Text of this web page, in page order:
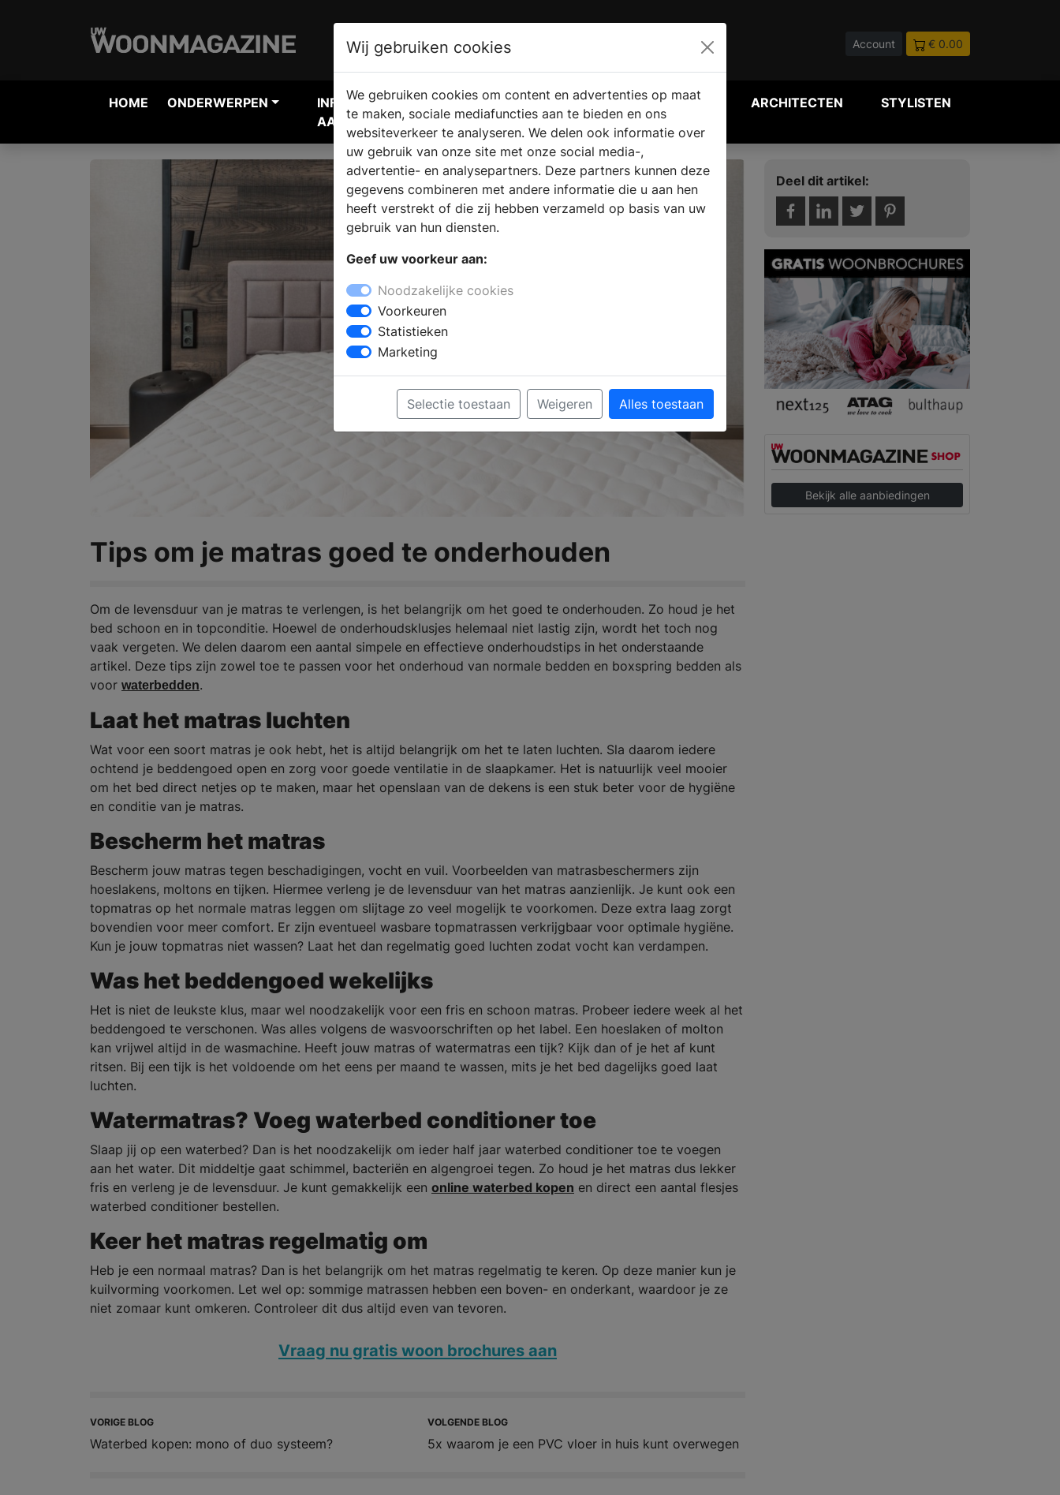
Account € 0.00
HOME ONDERWERPEN
INFORMATIE
AANVRAGEN
VERKOOPLOCATIE
VINDEN
WEBSHOP ARCHITECTEN STYLISTEN
Tips om je matras goed te onderhouden
Om de levensduur van je matras te verlengen, is het belangrijk om het goed te onderhouden. Zo houd je het
bed schoon en in topconditie. Hoewel de onderhoudsklusjes helemaal niet lastig zijn, wordt het toch nog
vaak vergeten. We delen daarom een aantal simpele en effectieve onderhoudstips in het onderstaande
artikel. Deze tips zijn zowel toe te passen voor het onderhoud van normale bedden en boxspring bedden als
voor waterbedden.
Laat het matras luchten
Wat voor een soort matras je ook hebt, het is altijd belangrijk om het te laten luchten. Sla daarom iedere
ochtend je beddengoed open en zorg voor goede ventilatie in de slaapkamer. Het is natuurlijk veel mooier
om het bed direct netjes op te maken, maar het openslaan van de dekens is een stuk beter voor de hygiëne
en conditie van je matras.
Bescherm het matras
Bescherm jouw matras tegen beschadigingen, vocht en vuil. Voorbeelden van matrasbeschermers zijn
hoeslakens, moltons en tijken. Hiermee verleng je de levensduur van het matras aanzienlijk. Je kunt ook een
topmatras op het normale matras leggen om slijtage zo veel mogelijk te voorkomen. Deze extra laag zorgt
bovendien voor meer comfort. Er zijn eventueel wasbare topmatrassen verkrijgbaar voor optimale hygiëne.
Kun je jouw topmatras niet wassen? Laat het dan regelmatig goed luchten zodat vocht kan verdampen.
Was het beddengoed wekelijks
Het is niet de leukste klus, maar wel noodzakelijk voor een fris en schoon matras. Probeer iedere week al het
beddengoed te verschonen. Was alles volgens de wasvoorschriften op het label. Een hoeslaken of molton
kan vrijwel altijd in de wasmachine. Heeft jouw matras of watermatras een tijk? Kijk dan of je het af kunt
ritsen. Bij een tijk is het voldoende om het eens per maand te wassen, mits je het bed dagelijks goed laat
luchten.
Watermatras? Voeg waterbed conditioner toe
Slaap jij op een waterbed? Dan is het noodzakelijk om ieder half jaar waterbed conditioner toe te voegen
aan het water. Dit middeltje gaat schimmel, bacteriën en algengroei tegen. Zo houd je het matras dus lekker
fris en verleng je de levensduur. Je kunt gemakkelijk een online waterbed kopen en direct een aantal flesjes
waterbed conditioner bestellen.
Keer het matras regelmatig om
Heb je een normaal matras? Dan is het belangrijk om het matras regelmatig te keren. Op deze manier kun je
kuilvorming voorkomen. Let wel op: sommige matrassen hebben een boven- en onderkant, waardoor je ze
niet zomaar kunt omkeren. Controleer dit dus altijd even van tevoren.
Vraag nu gratis woon brochures aan
VORIGE BLOG
Waterbed kopen: mono of duo systeem?
VOLGENDE BLOG
5x waarom je een PVC vloer in huis kunt overwegen
Deel dit artikel:
Bekijk alle aanbiedingen
Wij gebruiken cookies
We gebruiken cookies om content en advertenties op maat
te maken, sociale mediafuncties aan te bieden en ons
websiteverkeer te analyseren. We delen ook informatie over
uw gebruik van onze site met onze social media-,
advertentie- en analysepartners. Deze partners kunnen deze
gegevens combineren met andere informatie die u aan hen
heeft verstrekt of die zij hebben verzameld op basis van uw
gebruik van hun diensten.
Geef uw voorkeur aan:
Noodzakelijke cookies
Voorkeuren
Statistieken
Marketing
Selectie toestaan Weigeren Alles toestaan